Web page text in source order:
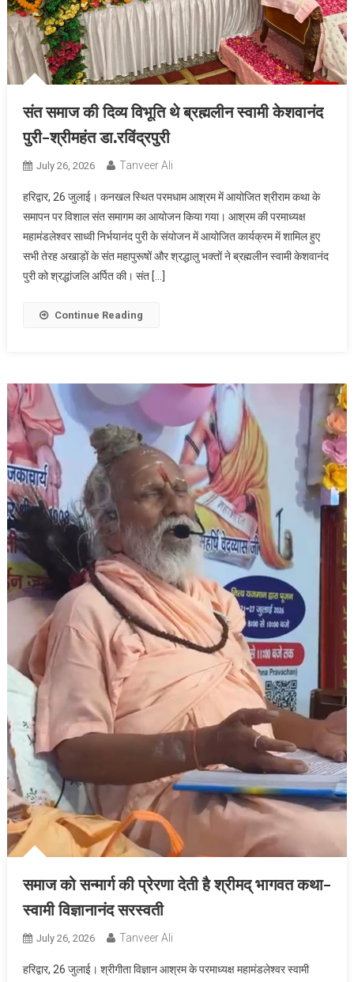
संत समाज की दिव्य विभूति थे ब्रह्मलीन स्वामी केशवानंद
पुरी-श्रीमहंत डा.रविंद्रपुरी
July 26, 2026 Tanveer Ali
हरिद्वार, 26 जुलाई। कनखल स्थित परमधाम आश्रम में आयोजित श्रीराम कथा के
समापन पर विशाल संत समागम का आयोजन किया गया। आश्रम की परमाध्यक्ष
महामंडलेश्वर साध्वी निर्भयानंद पुरी के संयोजन में आयोजित कार्यक्रम में शामिल हुए
सभी तेरह अखाड़ों के संत महापुरूषों और श्रद्धालु भक्तों ने ब्रह्मलीन स्वामी केशवानंद
पुरी को श्रद्धांजलि अर्पित की। संत […]
Continue Reading
समाज को सन्मार्ग की प्रेरणा देती है श्रीमद् भागवत कथा-
स्वामी विज्ञानानंद सरस्वती
July 26, 2026 Tanveer Ali
हरिद्वार, 26 जुलाई। श्रीगीता विज्ञान आश्रम के परमाध्यक्ष महामंडलेश्वर स्वामी